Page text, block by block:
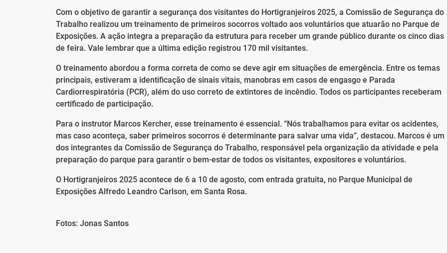
Com o objetivo de garantir a segurança dos visitantes do Hortigranjeiros 2025, a Comissão de Segurança do
Trabalho realizou um treinamento de primeiros socorros voltado aos voluntários que atuarão no Parque de
Exposições. A ação integra a preparação da estrutura para receber um grande público durante os cinco dias
de feira. Vale lembrar que a última edição registrou 170 mil visitantes.
O treinamento abordou a forma correta de como se deve agir em situações de emergência. Entre os temas
principais, estiveram a identificação de sinais vitais, manobras em casos de engasgo e Parada
Cardiorrespiratória (PCR), além do uso correto de extintores de incêndio. Todos os participantes receberam
certificado de participação.
Para o instrutor Marcos Kercher, esse treinamento é essencial. “Nós trabalhamos para evitar os acidentes,
mas caso aconteça, saber primeiros socorros é determinante para salvar uma vida”, destacou. Marcos é um
dos integrantes da Comissão de Segurança do Trabalho, responsável pela organização da atividade e pela
preparação do parque para garantir o bem-estar de todos os visitantes, expositores e voluntários.
O Hortigranjeiros 2025 acontece de 6 a 10 de agosto, com entrada gratuita, no Parque Municipal de
Exposições Alfredo Leandro Carlson, em Santa Rosa.
Fotos: Jonas Santos